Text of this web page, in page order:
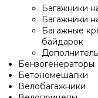
Багажники
Багажники
Багажные
байдарок
Бензогенераторы
Бетономешалки
Велобагажники